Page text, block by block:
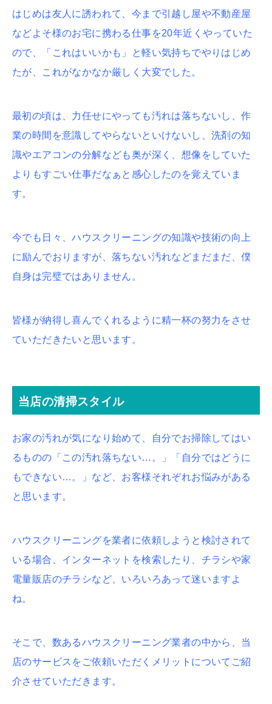
はじめは友人に誘われて、今まで引越し屋や不動産屋
などよそ様のお宅に携わる仕事を20年近くやっていた
ので、「これはいいかも」と軽い気持ちでやりはじめ
たが、これがなかなか厳しく大変でした。
最初の頃は、力任せにやっても汚れは落ちないし、作
業の時間を意識してやらないといけないし、洗剤の知
識やエアコンの分解なども奥が深く、想像をしていた
よりもすごい仕事だなぁと感心したのを覚えていま
す。
今でも日々、ハウスクリーニングの知識や技術の向上
に励んでおりますが、落ちない汚れなどまだまだ、僕
自身は完璧ではありません。
皆様が納得し喜んでくれるように精一杯の努力をさせ
ていただきたいと思います。
当店の清掃スタイル
お家の汚れが気になり始めて、自分でお掃除してはい
るものの「この汚れ落ちない…。」「自分ではどうに
もできない…。」など、お客様それぞれお悩みがある
と思います。
ハウスクリーニングを業者に依頼しようと検討されて
いる場合、インターネットを検索したり、チラシや家
電量販店のチラシなど、いろいろあって迷いますよ
ね。
そこで、数あるハウスクリーニング業者の中から、当
店のサービスをご依頼いただくメリットについてご紹
介させていただきます。